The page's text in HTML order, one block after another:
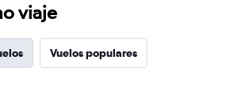
viaje
Vuelos populares